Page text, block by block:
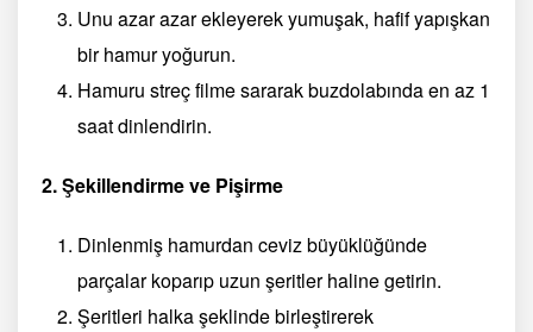
Unu azar azar ekleyerek yumuşak, hafif yapışkan
bir hamur yoğurun.
Hamuru streç filme sararak buzdolabında en az 1
saat dinlendirin.
2. Şekillendirme ve Pişirme
Dinlenmiş hamurdan ceviz büyüklüğünde
parçalar koparıp uzun şeritler haline getirin.
Şeritleri halka şeklinde birleştirerek